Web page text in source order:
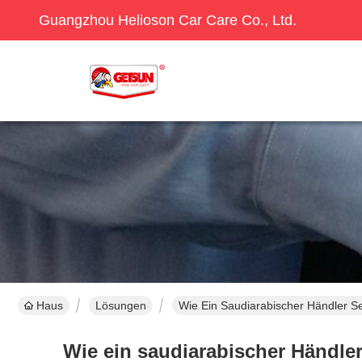
Guangzhou Helioson Car Care Co., Ltd.
Haus Lösungen Wie Ein Saudiarabischer Händler
Wie ein saudiarabischer